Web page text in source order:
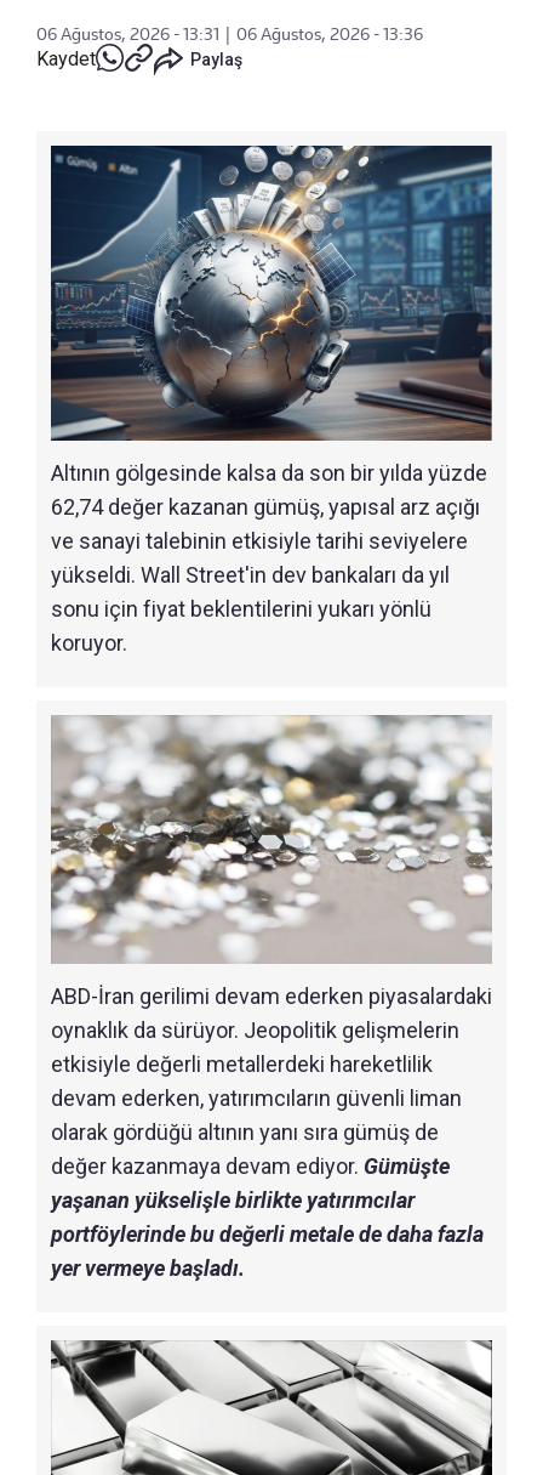
06 Ağustos, 2026 - 13:31 06 Ağustos, 2026 - 13:36
Kaydet Paylaş
Altının gölgesinde kalsa da son bir yılda yüzde
62,74 değer kazanan gümüş, yapısal arz açığı
ve sanayi talebinin etkisiyle tarihi seviyelere
yükseldi. Wall Street'in dev bankaları da yıl
sonu için fiyat beklentilerini yukarı yönlü
koruyor.
ABD-İran gerilimi devam ederken piyasalardaki
oynaklık da sürüyor. Jeopolitik gelişmelerin
etkisiyle değerli metallerdeki hareketlilik
devam ederken, yatırımcıların güvenli liman
olarak gördüğü altının yanı sıra gümüş de
değer kazanmaya devam ediyor. Gümüşte
yaşanan yükselişle birlikte yatırımcılar
portföylerinde bu değerli metale de daha fazla
yer vermeye başladı.